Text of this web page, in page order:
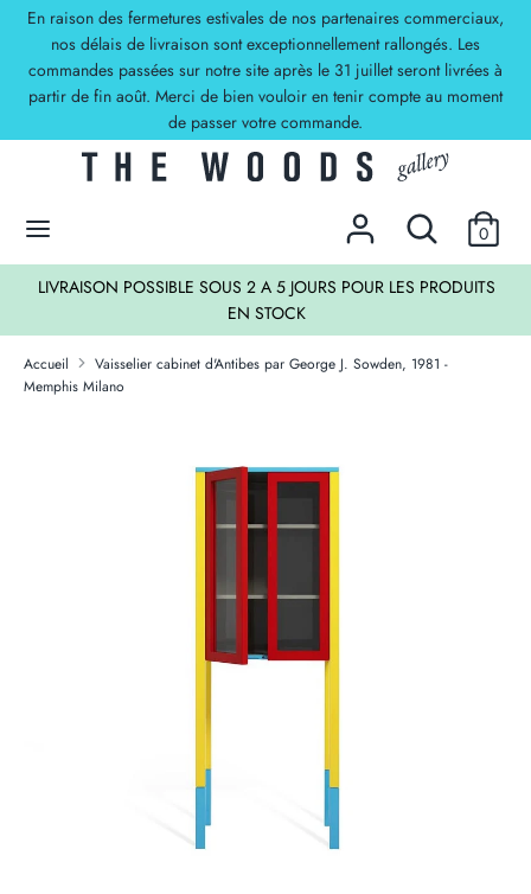
Passer
contenu
En raison des fermetures estivales de nos partenaires commerciaux,
nos délais de livraison sont exceptionnellement rallongés. Les
commandes passées sur notre site après le 31 juillet seront livrées à
partir de fin août. Merci de bien vouloir en tenir compte au moment
de passer votre commande.
Recherche
la
0
Devise
EUR €
dans
LIVRAISON POSSIBLE SOUS 2 A 5 JOURS POUR LES PRODUITS
EN STOCK
Accueil
Vaisselier cabinet d'Antibes par George J. Sowden, 1981 -
Memphis Milano